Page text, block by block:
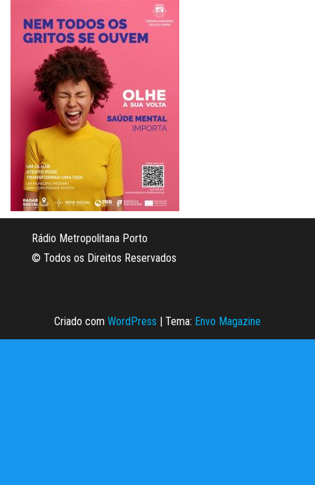
Rádio Metropolitana Porto
© Todos os Direitos Reservados
Criado com WordPress Tema: Envo Magazine